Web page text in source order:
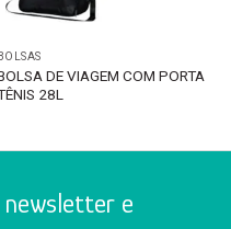
BOLSAS
DE VIAGEM COM PORTA
28L
newsletter e